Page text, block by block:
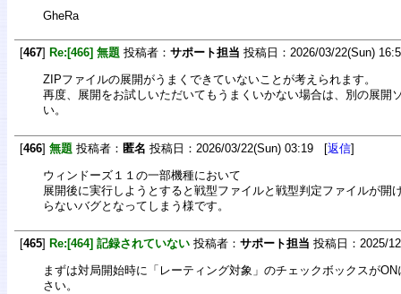
GheRa
[467] Re:[466] 無題 投稿者： サポート担当 投稿日：2026/03/22(Sun)
ZIPファイルの展開がうまくできていないことが考えられます。
再度、展開をお試しいただいてもうまくいかない場合は、別の展開
い。
[466] 無題 投稿者： 匿名 投稿日：2026/03/22(Sun) 03:19 [返信]
ウィンドーズ１１の一部機種において
展開後に実行しようとすると戦型ファイルと戦型判定ファイルが開
らないバグとなってしまう様です。
[465] Re:[464] 記録されていない 投稿者： サポート担当 投稿日：2025/
まずは対局開始時に「レーティング対象」のチェックボックスが
さい。